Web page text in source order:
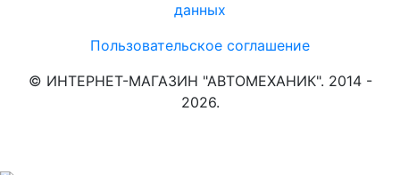
данных
Пользовательское соглашение
© ИНТЕРНЕТ-МАГАЗИН "АВТОМЕХАНИК". 2014 -
2026.